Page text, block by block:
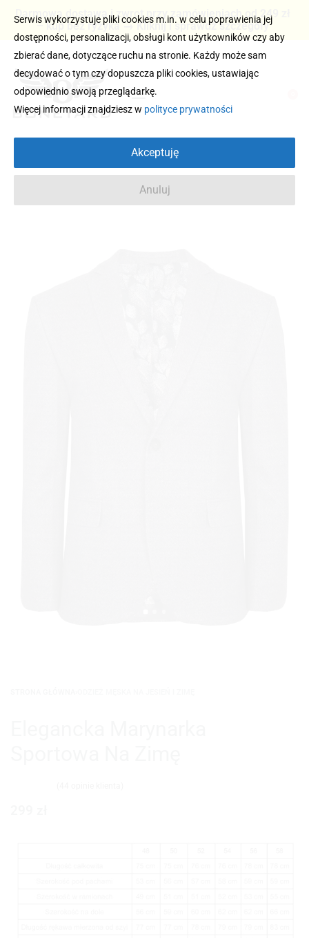
Darmowa dostawa i zwrot przy zamówieniach od 249 zł
– kup bez ryzyka → Kliknij i sprawdź szczegóły
Serwis wykorzystuje pliki cookies m.in. w celu poprawienia jej
dostępności, personalizacji, obsługi kont użytkowników czy aby
zbierać dane, dotyczące ruchu na stronie. Każdy może sam
decydować o tym czy dopuszcza pliki cookies, ustawiając
odpowiednio swoją przeglądarkę.
Więcej informacji znajdziesz w polityce prywatności
Akceptuję
Anuluj